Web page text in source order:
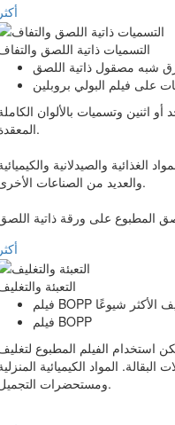
أكثر
التسميات ذاتية اللصق
شبه مصقول ذاتية اللصق
على فيلم البولي بروبلين
اثنين وتسميات بالألوان
المعقدة.
والصيدلانية
والعديد من الصناعات الأخرى.
أكثر
التعبئة
فيلم BOPP
استخدام الفيلم المطبوع
المواد الكيميائية
ومستحضرات التجميل.